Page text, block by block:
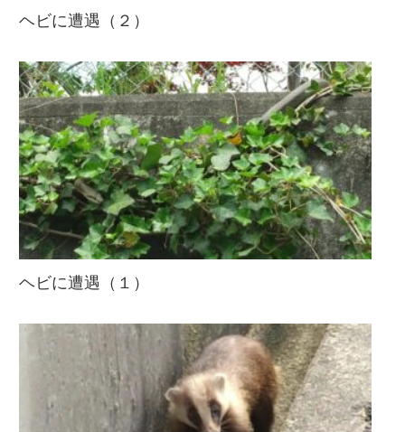
ヘビに遭遇（２）
ヘビに遭遇（１）